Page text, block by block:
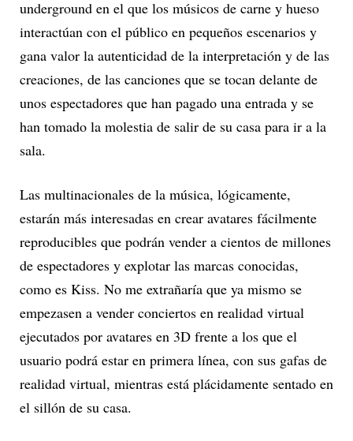
underground en el que los músicos de carne y hueso
interactúan con el público en pequeños escenarios y
gana valor la autenticidad de la interpretación y de las
creaciones, de las canciones que se tocan delante de
unos espectadores que han pagado una entrada y se
han tomado la molestia de salir de su casa para ir a la
sala.
Las multinacionales de la música, lógicamente,
estarán más interesadas en crear avatares fácilmente
reproducibles que podrán vender a cientos de millones
de espectadores y explotar las marcas conocidas,
como es Kiss. No me extrañaría que ya mismo se
empezasen a vender conciertos en realidad virtual
ejecutados por avatares en 3D frente a los que el
usuario podrá estar en primera línea, con sus gafas de
realidad virtual, mientras está plácidamente sentado en
el sillón de su casa.